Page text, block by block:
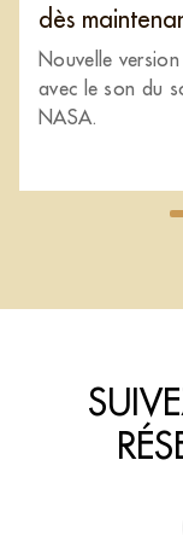
dès
Nouvelle
avec le son du
NASA.